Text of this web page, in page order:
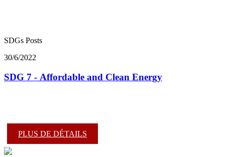
SDGs Posts
30/6/2022
SDG 7 - Affordable and Clean Energy
PLUS DE DÉTAILS